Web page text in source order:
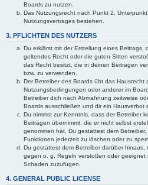
Boards zu nutzen.
Das Nutzungsrecht nach Punkt 2,
Nutzungsvertrages bestehen.
3. PFLICHTEN DES NUTZERS
Du erklärst mit der Erstellung eines
geltendes Recht oder die guten Sitten
das Recht besitzt, die in deinen Beiträgen
bzw. zu verwenden.
Der Betreiber des Boards übt das Hausrecht
Nutzungsbedingungen oder anderer im
Betreiber dich nach Abmahnung zeitweise
Boards ausschließen und dir ein Hausverbot
Du nimmst zur Kenntnis, dass der Betreiber
Beiträgen übernimmt, die er nicht selbst
genommen hat. Du gestattest dem
Funktionen jederzeit zu löschen oder zu
Du gestattest dem Betreiber darüber
gegen o. g. Regeln verstoßen oder geeignet
Schaden zuzufügen.
4. GENERAL PUBLIC LICENSE